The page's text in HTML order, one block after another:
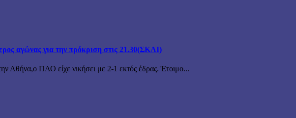
αγώνας για την πρόκριση στις 21.30(ΣΚΑΙ)
Αθήνα,ο ΠΑΟ είχε νικήσει με 2-1 εκτός έδρας. Έτοιμο...